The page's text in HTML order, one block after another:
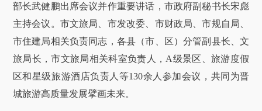
部长武健鹏出席会议并作重要讲话，市政府副秘书长宋彪
主持会议。市文旅局、市发改委、市财政局、市规自局、
市住建局相关负责同志，各县（市、区）分管副县长、文
旅局长，市文旅局相关科室负责人，A级景区、旅游度假
区和星级旅游酒店负责人等130余人参加会议，共同为晋
城旅游高质量发展擘画未来。